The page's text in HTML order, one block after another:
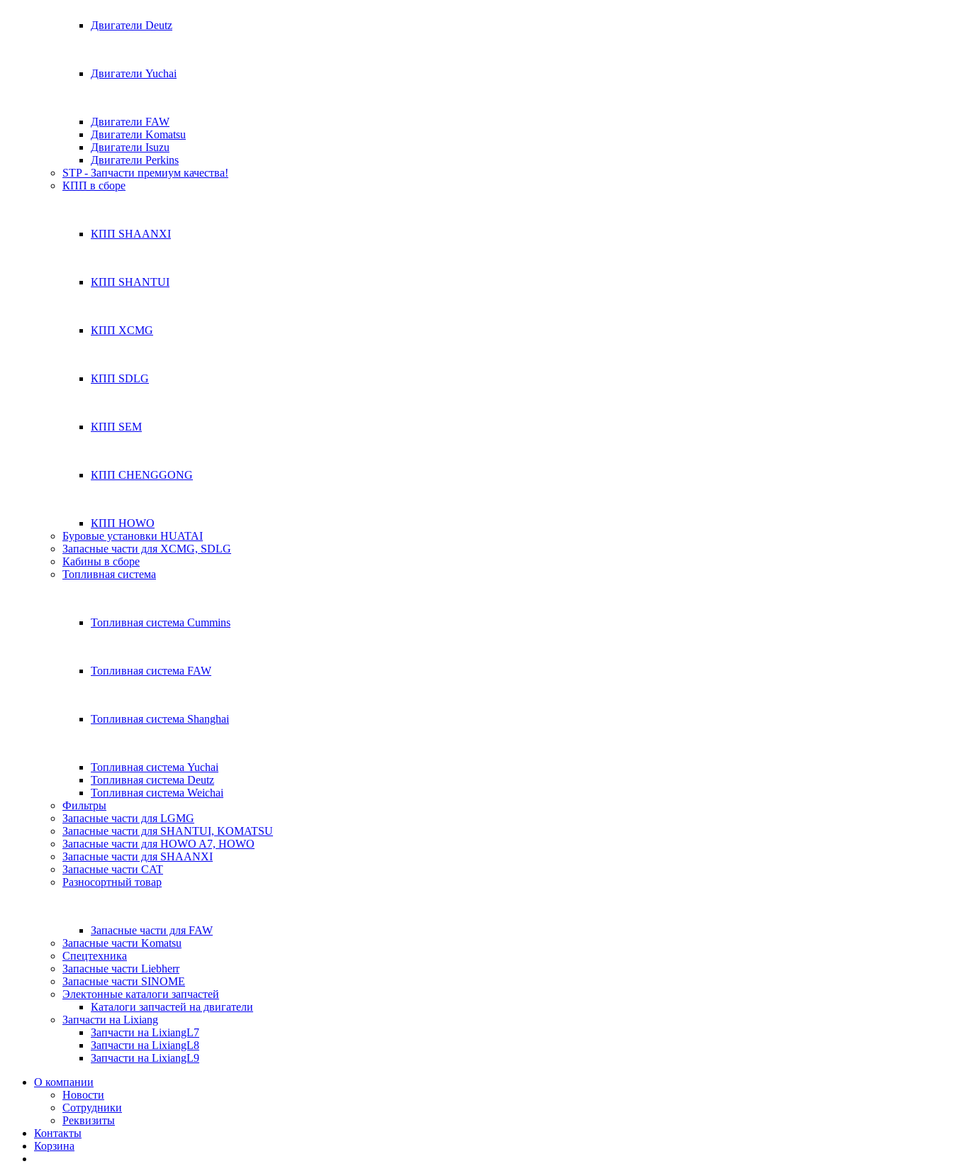
Двигатели Deutz
Двигатели Yuchai
Двигатели FAW
Двигатели Komatsu
Двигатели Isuzu
Двигатели Perkins
STP - Запчасти премиум качества!
КПП в сборе
КПП SHAANXI
КПП SHANTUI
КПП XCMG
КПП SDLG
КПП SEM
КПП CHENGGONG
КПП HOWO
Буровые установки HUATAI
Запасные части для XCMG, SDLG
Кабины в сборе
Топливная система
Топливная система Cummins
Топливная система FAW
Топливная система Shanghai
Топливная система Yuchai
Топливная система Deutz
Топливная система Weichai
Фильтры
Запасные части для LGMG
Запасные части для SHANTUI, KOMATSU
Запасные части для HOWO A7, HOWO
Запасные части для SHAANXI
Запасные части CAT
Разносортный товар
Запасные части для FAW
Запасные части Komatsu
Спецтехника
Запасные части Liebherr
Запасные части SINOME
Электонные каталоги запчастей
Каталоги запчастей на двигатели
Запчасти на Lixiang
Запчасти на LixiangL7
Запчасти на LixiangL8
Запчасти на LixiangL9
О компании
Новости
Сотрудники
Реквизиты
Контакты
Корзина